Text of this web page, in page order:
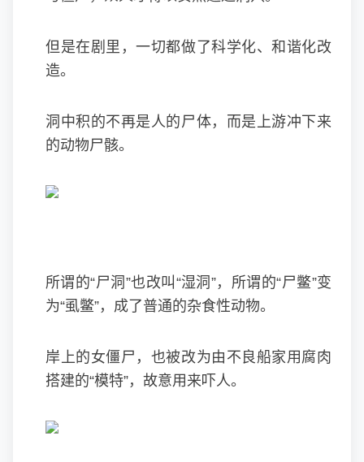
但是在剧里，一切都做了科学化、和谐化改
造。
洞中积的不再是人的尸体，而是上游冲下来
的动物尸骸。
所谓的“尸洞”也改叫“湿洞”，所谓的“尸鳖”变
为“虱鳖”，成了普通的杂食性动物。
岸上的女僵尸，也被改为由不良船家用腐肉
搭建的“模特”，故意用来吓人。